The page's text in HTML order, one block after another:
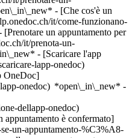
- [Che cos'è un
it/come-funzionano-
un appuntamento per
it/prenota-un-
- [Scaricare l'app
lapp-onedoc)
OneDoc]
onedoc) *open\_in\_new* -
dellapp-onedoc)
della nutrizione (MCO)](https://www.onedoc.ch/it/terapista-della-nutrizione-mco)[Terapista in linfodrenaggio manuale](https://www.onedoc.ch/it/terapista-in-linfodrenaggio-manuale)[Tutte le specialità](https://www.onedoc.ch/it/specialita) *keyboard\_arrow\_right* ## Trova una competenza [Controllo annuale](https://www.onedoc.ch/it/controllo-annuale)[Vaccinazione antinfluenzale](https://www.onedoc.ch/it/vaccinazione-antinfluenzale)[Prevenzione cardiovascolare | CardioCheck | CardioTest](https://www.onedoc.ch/it/prevenzione-cardiovascolare-cardiocheck-cardiotest)[Vaccinazione contro l'encefalite da zecche (FSME/TBE)](https://www.onedoc.ch/it/vaccinazione-contro-l-encefalite-da-zecche-fsme-tbe)[Infezione delle vie urinarie | Cistite (IVU)](https://www.onedoc.ch/it/infezione-delle-vie-urinarie-cistite-ivu)[Allergia | AllergoTest | Controllo allergie](https://www.onedoc.ch/it/allergia-allergotest-controllo-allergie)[Febbre | Influenza | Sintomi influenzali | Raffreddore](https://www.onedoc.ch/it/febbre-influenza-sintomi-influenzali-raffreddore)[Test del diabete](https://www.onedoc.ch/it/test-del-diabete)[Esame di idoneità alla guida LIVELLO 1](https://www.onedoc.ch/it/esame-di-idoneita-alla-guida-livello-1)[Esame della vista](https://www.onedoc.ch/it/esame-della-vista)[Ablazione con filo | Graffette](https://www.onedoc.ch/it/ablazione-con-filo-graffette)[Vaccinazione contro il virus del papilloma umano (HPV)](https://www.onedoc.ch/it/vaccinazione-contro-il-virus-del-papilloma-umano-hpv)[Cura delle ferite](https://www.onedoc.ch/it/cura-delle-ferite)[Glaucoma](https://www.onedoc.ch/it/glaucoma)[Ecografia addominale](https://www.onedoc.ch/it/ecografia-addominale)[Specialista del ginocchio](https://www.onedoc.ch/it/specialista-del-ginocchio)[Vaccinazione contro l'epatite A/B](https://www.onedoc.ch/it/vaccinazione-contro-l-epatite-a-b)[Strappo del menisco | Menisco lacerato](https://www.onedoc.ch/it/strappo-del-menisco-menisco-lacerato)[Occhi secchi](https://www.onedoc.ch/it/occhi-secchi)[Degenerazione maculare legata all'età (AMD/DMLE)](https://www.onedoc.ch/it/degenerazione-maculare-legata-all-eta-amd-dmle)[Esame della vista per la patente di guida](https://www.onedoc.ch/it/esame-della-vista-per-la-patente-di-guida)[Tutte le competenze](https://www.onedoc.ch/it/competenze) *keyboard\_arrow\_right* ## Trova una sede [Studio medico](https://www.onedoc.ch/it/studio-medico)[Centro medico](https://www.onedoc.ch/it/centro-medico)[Studio medico associato](https://www.onedoc.ch/it/studio-medico-associato)[Studio dentistico](https://www.onedoc.ch/it/studio-dentistico)[Farmacia](https://www.onedoc.ch/it/farmacia)[Studio osteopatico](https://www.onedoc.ch/it/studio-osteopatico)[Studio fisioterapico](https://www.onedoc.ch/it/studio-fisioterapico)[Gruppo medico](https://www.onedoc.ch/it/gruppo-medico)[Clinica dentistica](https://www.onedoc.ch/it/clinica-dentistica)[Centro benessere](https://www.onedoc.ch/it/centro-benessere)[Negozio di ottica](https://www.onedoc.ch/it/negozio-di-ottica)[Centro acustico](https://www.onedoc.ch/it/centro-acustico)[Clinica](https://www.onedoc.ch/it/clinica)[Ospedale](https://www.onedoc.ch/it/ospedale)[Centro medico e dentistico](https://www.onedoc.ch/it/centro-medico-e-dentistico)[Casa di cura](https://www.onedoc.ch/it/casa-di-cura)[Laboratorio medico](https://www.onedoc.ch/it/laboratorio-medico)[Studio medicina alternativa](https://www.onedoc.ch/it/studio-medicina-alternativa)[Centro diagnostica per immagini](https://www.onedoc.ch/it/centro-diagnostica-per-immagini) *keyboard\_arrow\_right* ## Specialità frequenti [Oculista a Coira](https://www.onedoc.ch/it/oculista/coira)[Medico generico a Malans](https://www.onedoc.ch/it/medico-generico/malans)[Specialista in medicina interna generale a San Maurizio](https://www.onedoc.ch/it/specialista-in-medicina-interna-generale/san-maurizio)[Psicoterapeuta a Lugano](https://www.onedoc.ch/it/psicoterapeuta/lugano)[Massaggiatore classico a Coira](https://www.onedoc.ch/it/massaggiatore-classico/coira)[Dentista a Malans](https://www.onedoc.ch/it/dentista/malans)[Dentista a Coira](https://www.onedoc.ch/it/dentista/coira)[Specialista in medicina interna generale a Lugano](https://www.onedoc.ch/it/specialista-in-medicina-interna-generale/lugano)[Specialista in medicina interna generale a Cazis](https://www.onedoc.ch/it/specialista-in-medicina-interna-generale/cazis)[Prestazioni sanitarie in farmacia a Coira](https://www.onedoc.ch/it/prestazioni-sanitarie-in-farmacia/coira)[Centro vaccinale a Coira](https://www.onedoc.ch/it/centro-vaccinale/coira)[Chirurgo ortopedico a Chiasso](https://www.onedoc.ch/it/chirurgo-ortopedico/chiasso)[Prestazioni sanitarie in farmacia a Lugano](https://www.onedoc.ch/it/prestazioni-sanitarie-in-farmacia/lugano)[Chirurgo ortopedico a Manno](https://www.onedoc.ch/it/chirurgo-ortopedico/manno)[Medico generico a Lugano](https://www.onedoc.ch/it/medico-generico/lugano)[Igienista dentale a Malans](https://www.onedoc.ch/it/igienista-dentale/malans)[Centro vaccinale a Lugano](https://www.onedoc.ch/it/centro-vaccinale/lugano)[Psicologo a Lugano](https://www.onedoc.ch/it/psicologo/lugano)[Oculista a Lugano](https://www.onedoc.ch/it/oculista/lugano)[Medico generico a Maienfeld](https://www.onedoc.ch/it/medico-generico/maienfeld)[Pediatra a Locarno](https://www.onedoc.ch/it/pediatra/locarno) *keyboard\_arrow\_right* ## Competenze frequenti [Degenerazione maculare legata all'età (AMD/DMLE) a Coira](https://www.onedoc.ch/it/degenerazione-maculare-legata-all-eta-amd-dmle/coira)[Controllo annuale a Malans](https://www.onedoc.ch/it/controllo-annuale/malans)[Glaucoma a Coira](https://www.onedoc.ch/it/glaucoma/coira)[Infezione delle vie urinarie | Cistite (IVU) a Malans](https://www.onedoc.ch/it/infezione-delle-vie-urinarie-cistite-ivu/malans)[Occhi secchi a Coira](https://www.onedoc.ch/it/occhi-secchi/coira)[Febbre | Influenza | Sintomi influenzali | Raffreddore a Malans](https://www.onedoc.ch/it/febbre-influenza-sintomi-influenzali-raffreddore/malans)[Ablazione con filo | Graffette a Malans](https://www.onedoc.ch/it/ablazione-con-filo-graffette/malans)[Esame della vista a Coira](https://www.onedoc.ch/it/esame-della-vista/coira)[Control